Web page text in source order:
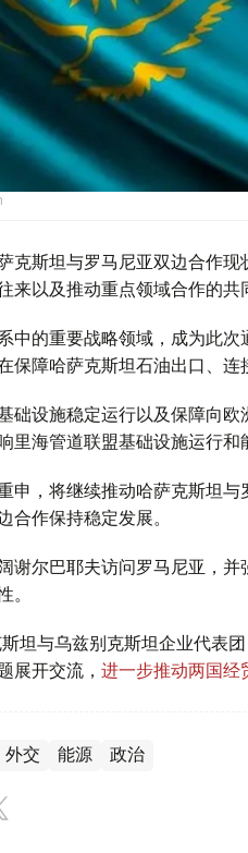
克斯坦与罗马尼亚双边合作
来以及推动重点领域合作的共
中的重要战略领域，成为此
保障哈萨克斯坦石油出口、连
础设施稳定运行以及保障向
里海管道联盟基础设施运行和
申，将继续推动哈萨克斯坦
合作保持稳定发展。
谢尔巴耶夫访问罗马尼亚，
。
坦与乌兹别克斯坦企业代表
展开交流， 进一步推动两国经
外交 能源 政治